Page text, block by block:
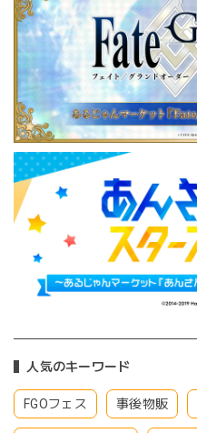
人気のキーワード
FGOフェス 事後物販